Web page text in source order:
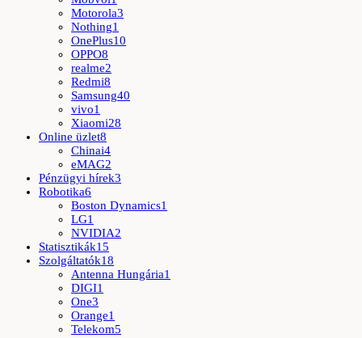
Motorola3
Nothing1
OnePlus10
OPPO8
realme2
Redmi8
Samsung40
vivo1
Xiaomi28
Online üzlet8
Chinai4
eMAG2
Pénzügyi hírek3
Robotika6
Boston Dynamics1
LG1
NVIDIA2
Statisztikák15
Szolgáltatók18
Antenna Hungária1
DIGI1
One3
Orange1
Telekom5